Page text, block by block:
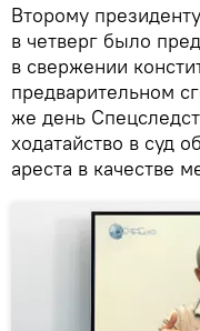
Второму
в четверг было
в свержении
предварительном
же день
ходатайство в суд
ареста в качестве